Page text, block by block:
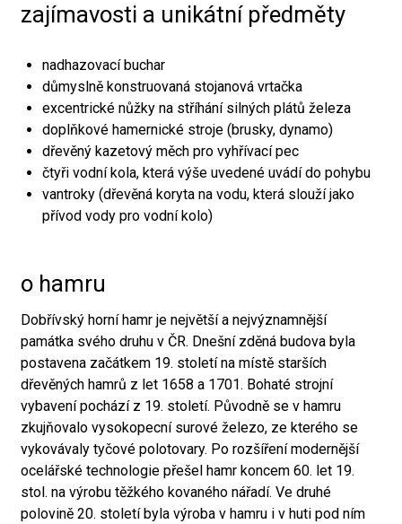
zajímavosti a unikátní předměty
nadhazovací buchar
důmyslně konstruovaná stojanová vrtačka
excentrické nůžky na stříhání silných plátů železa
doplňkové hamernické stroje (brusky, dynamo)
dřevěný kazetový měch pro vyhřívací pec
čtyři vodní kola, která výše uvedené uvádí do pohybu
vantroky (dřevěná koryta na vodu, která slouží jako
přívod vody pro vodní kolo)
o hamru
Dobřívský horní hamr je největší a nejvýznamnější
památka svého druhu v ČR. Dnešní zděná budova byla
postavena začátkem 19. století na místě starších
dřevěných hamrů z let 1658 a 1701. Bohaté strojní
vybavení pochází z 19. století. Původně se v hamru
zkujňovalo vysokopecní surové železo, ze kterého se
vykovávaly tyčové polotovary. Po rozšíření modernější
ocelářské technologie přešel hamr koncem 60. let 19.
stol. na výrobu těžkého kovaného nářadí. Ve druhé
polovině 20. století byla výroba v hamru i v huti pod ním